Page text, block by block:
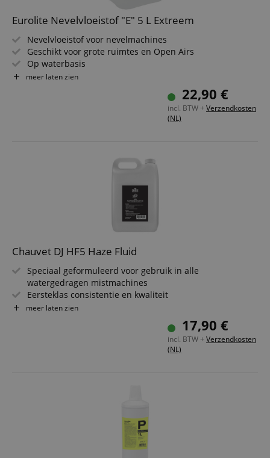
Eurolite Nevelvloeistof "E" 5 L Extreem
Nevelvloeistof voor nevelmachines
Geschikt voor grote ruimtes en Open Airs
Op waterbasis
Geurneutraal
meer laten zien
22,90 €
incl. BTW + Verzendkosten
(NL)
Chauvet DJ HF5 Haze Fluid
Speciaal geformuleerd voor gebruik in alle
watergedragen mistmachines
Eersteklas consistentie en kwaliteit
Creëert een fijne nevel van mist
Niet giftig, niet brandbaar en geurloos
meer laten zien
17,90 €
incl. BTW + Verzendkosten
(NL)